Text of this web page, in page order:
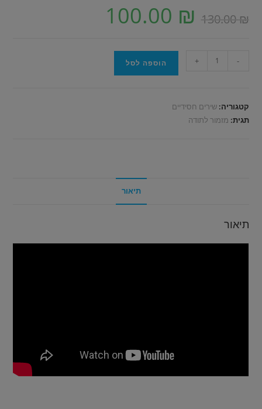
130.00 ₪
100.00 ₪
-
+ הוספה לסל
קטגוריה:שירים חסידיים
תגית: מזמור לתודה
תיאור
תיאור